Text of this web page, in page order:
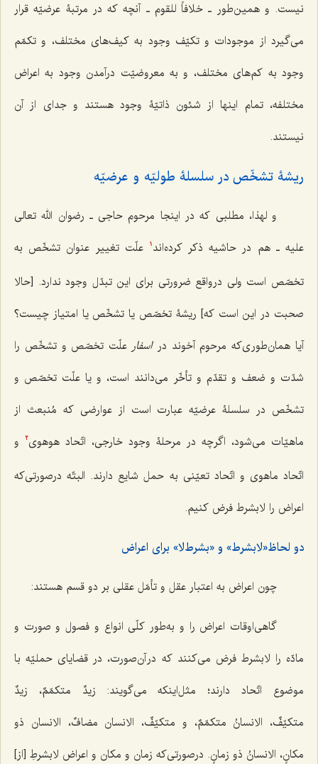
نیست. و همین‌طور ـ‌ خلافاً للقوم ـ‌ آنچه که در مرتبۀ عرضیّه قرار
می‌گیرد از موجودات و تکیّف وجود به کیف‌های مختلف، و تکمّم
وجود به کم‌های مختلف، و به معروضیّت درآمدن وجود به اعراض
مختلفه، تمام اینها از شئون ذاتیّۀ وجود هستند و جدای از آن
نیستند.
ریشۀ تشخّص در سلسلۀ طولیّه و عرضیّه
ولهذا، مطلبی که در اینجا مرحوم حاجی ـ رضوان الله تعالی
علیه ـ هم در حاشیه ذکر کرده‌اند 1
علّت تغییر عنوان تشخّص به
تخصّص است ولی درواقع ضرورتی برای این تبدّل وجود ندارد. [حالا
صحبت در این است که] ریشۀ تخصّص یا تشخّص یا امتیاز چیست؟
آیا همان‌طوری‌که مرحوم آخوند دراسفار علّت تخصّص و تشخّص را
شدّت و ضعف و تقدّم و تأخّر می‌دانند است، و یا علّت تخصّص و
تشخّص در سلسلۀ عرضیّه عبارت است از عوارضی که مُنبعث از
ماهیّات می‌شود، اگرچه در مرحلۀ وجود خارجی، اتّحاد هوهوی2
و
اتّحاد ماهوی و اتّحاد تعیّنی به حمل شایع دارند. البتّه درصورتی‌که
اعراض را لابشرط فرض کنیم.
دو لحاظ«لابشرط» و «بشرط‌لا» برای اعراض
چون اعراض به اعتبار عقل و تأمّل عقلی بر دو قسم هستند:
گاهی‌اوقات اعراض را و به‌طور کلّی انواع و فصول و صورت و
مادّه را لابشرط فرض می‌کنند که در آن‌صورت، در قضایای حملیّه با
موضوع اتّحاد دارند؛ مثل‌اینکه می‌گویند: زیدٌ متکمّمٌ، زیدٌ
متکیّفٌ، الانسانُ متکمّمٌ، و متکیّفٌ، الانسان مضافٌ، الانسان ذو
مکانٍ، الانسانُ ذو زمانٍ. درصورتی‌که زمان و مکان و اعراض لابشرطِ [از]